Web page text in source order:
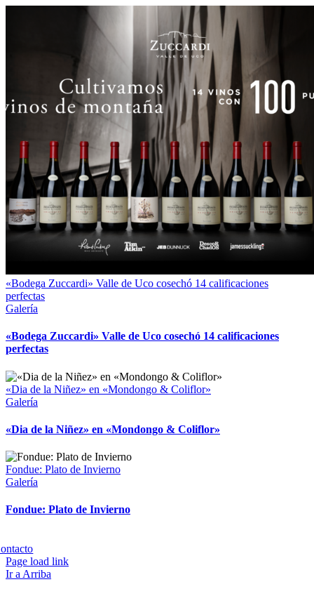
«Bodega Zuccardi» Valle de Uco cosechó 14 calificaciones
perfectas
Galería
«Bodega Zuccardi» Valle de Uco cosechó 14 calificaciones
perfectas
«Dia de la Niñez» en «Mondongo & Coliflor»
Galería
«Dia de la Niñez» en «Mondongo & Coliflor»
Fondue: Plato de Invierno
Galería
Fondue: Plato de Invierno
Page load link
Ir a Arriba